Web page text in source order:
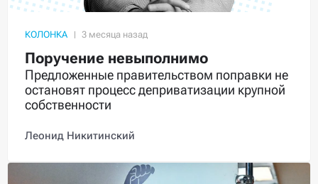
КОЛОНКА
Поручение невыполнимо
Предложенные правительством поправки не
остановят процесс деприватизации крупной
собственности
Леонид Никитинский